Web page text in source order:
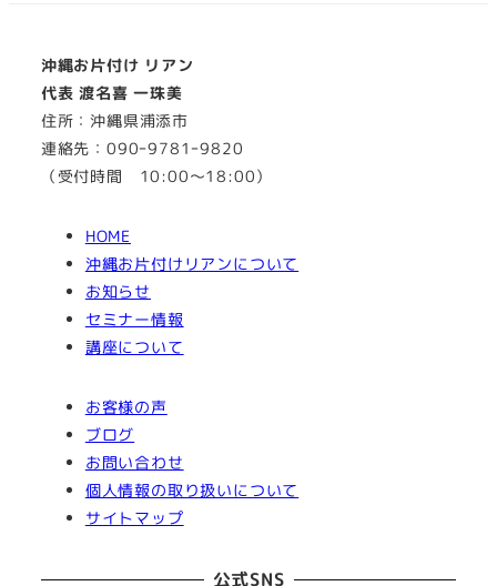
沖縄お片付け リアン
代表 渡名喜 一珠美
住所：沖縄県浦添市
連絡先：090ｰ9781ｰ9820
（受付時間 10:00～18:00）
HOME
沖縄お片付けリアンについて
お知らせ
セミナー情報
講座について
お客様の声
ブログ
お問い合わせ
個人情報の取り扱いについて
サイトマップ
公式SNS